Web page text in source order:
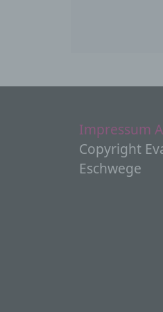
Impressum
Copyright
Eschwege